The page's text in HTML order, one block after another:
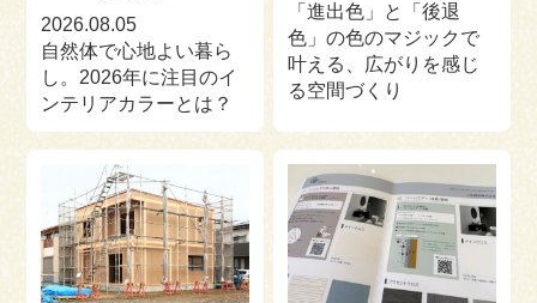
2026.08.05
自然体で心地よい暮ら
し。2026年に注目のイ
ンテリアカラーとは？
「進出色」と「後退
色」の色のマジックで
叶える、広がりを感じ
る空間づくり